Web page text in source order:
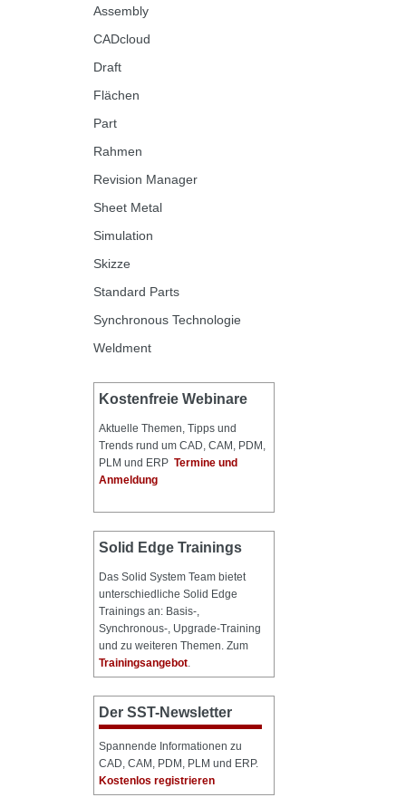
Assembly
CADcloud
Draft
Flächen
Part
Rahmen
Revision Manager
Sheet Metal
Simulation
Skizze
Standard Parts
Synchronous Technologie
Weldment
Kostenfreie Webinare
Aktuelle Themen, Tipps und
Trends rund um CAD, CAM, PDM,
PLM und ERPTermine und
Anmeldung
Solid Edge Trainings
Das Solid System Team bietet
unterschiedliche Solid Edge
Trainings an: Basis-,
Synchronous-, Upgrade-Training
und zu weiteren Themen. Zum
Trainingsangebot
Der SST-Newsletter
Spannende Informationen zu
CAD, CAM, PDM, PLM und ERP.
Kostenlos registrieren